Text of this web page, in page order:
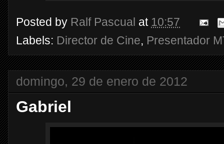
Posted by Ralf Pascual at 10:57
Labels: Director de Cine, Presentador
domingo, 29 de enero de 2012
Gabriel